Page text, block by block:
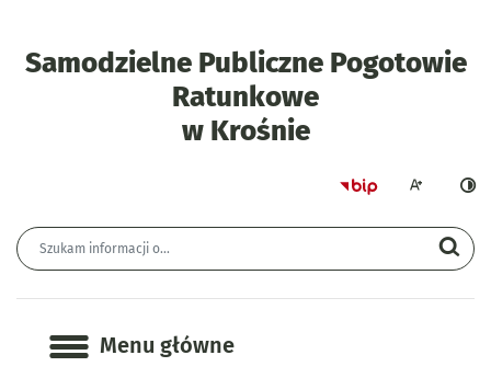
Samodzielne Publiczne Pogotowie
Ratunkowe
w Krośnie- Pomóżmy
StronaWiększa
Wyszukiwarka
Menu główne
Menu główne